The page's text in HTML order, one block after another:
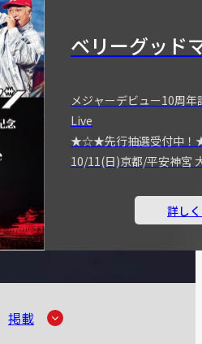
ベリーグッド
メジャーデビュー10周
Live
★☆★先行抽選受付中
10/11(日)京都/平安神宮
詳し
掲載